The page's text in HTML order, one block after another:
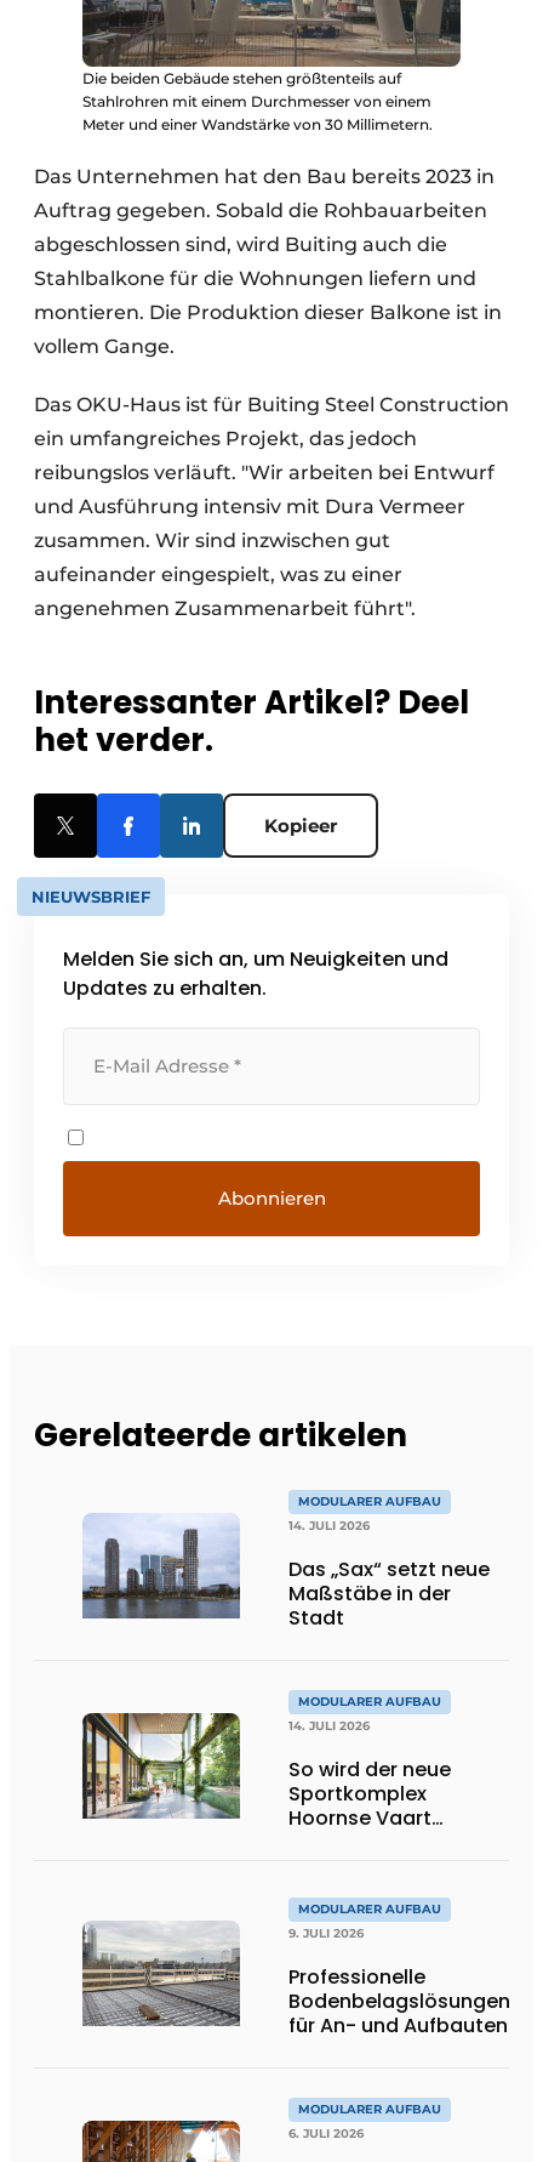
Die beiden Gebäude stehen größtenteils auf
Stahlrohren mit einem Durchmesser von einem
Meter und einer Wandstärke von 30 Millimetern.
Das Unternehmen hat den Bau bereits 2023 in
Auftrag gegeben. Sobald die Rohbauarbeiten
abgeschlossen sind, wird Buiting auch die
Stahlbalkone für die Wohnungen liefern und
montieren. Die Produktion dieser Balkone ist in
vollem Gange.
Das OKU-Haus ist für Buiting Steel Construction
ein umfangreiches Projekt, das jedoch
reibungslos verläuft. "Wir arbeiten bei Entwurf
und Ausführung intensiv mit Dura Vermeer
zusammen. Wir sind inzwischen gut
aufeinander eingespielt, was zu einer
angenehmen Zusammenarbeit führt".
Interessanter Artikel? Deel
het verder.
Kopieer
NIEUWSBRIEF
Melden Sie sich an, um Neuigkeiten und
Updates zu erhalten.
Gerelateerde artikelen
MODULARER AUFBAU
14. JULI 2026
Das „Sax“ setzt neue
Maßstäbe in der
Stadt
MODULARER AUFBAU
14. JULI 2026
So wird der neue
Sportkomplex
Hoornse Vaart
MODULARER AUFBAU
9. JULI 2026
Professionelle
Bodenbelagslösungen
für An- und Aufbauten
MODULARER AUFBAU
6. JULI 2026